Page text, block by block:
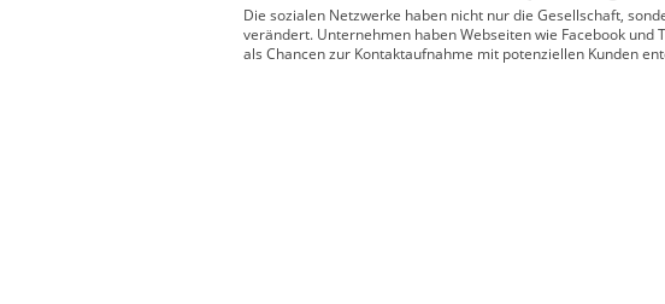
Die sozialen Netzwerke haben nicht nur die Gesellschaft,
verändert. Unternehmen haben Webseiten wie Facebook und
als Chancen zur Kontaktaufnahme mit potenziellen Kunden